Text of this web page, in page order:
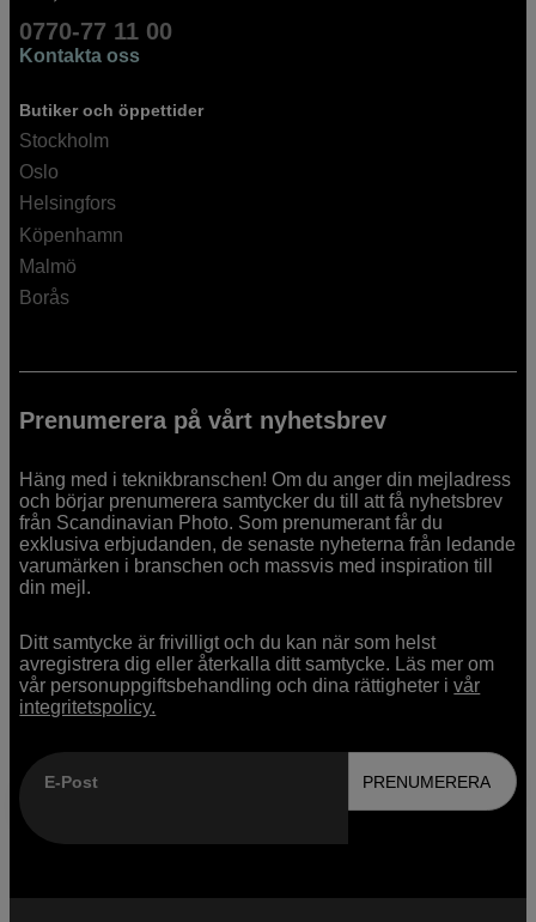
0770-77 11 00
Kontakta oss
Butiker och öppettider
Stockholm
Oslo
Helsingfors
Köpenhamn
Malmö
Borås
Prenumerera på vårt nyhetsbrev
Häng med i teknikbranschen! Om du anger din mejladress
och börjar prenumerera samtycker du till att få nyhetsbrev
från Scandinavian Photo. Som prenumerant får du
exklusiva erbjudanden, de senaste nyheterna från ledande
varumärken i branschen och massvis med inspiration till
din mejl.
Ditt samtycke är frivilligt och du kan när som helst
avregistrera dig eller återkalla ditt samtycke. Läs mer om
vår personuppgiftsbehandling och dina rättigheter ivår
integritetspolicy.
E-Post PRENUMERERA